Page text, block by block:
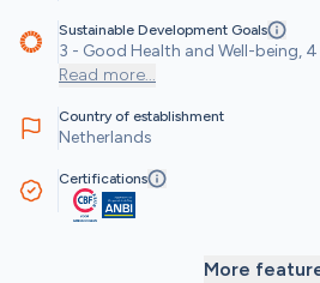
Sustainable Development Goals
3 - Good Health and Well-being,
Clean Water and Sanitation
Read more...
Country of establishment
Netherlands
Certifications
More